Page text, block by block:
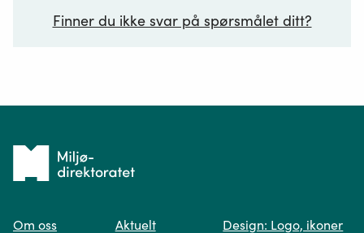
Finner du ikke svar på spørsmålet ditt?
Tilbake
forsiden
Om oss Aktuelt Design: Logo, ikoner